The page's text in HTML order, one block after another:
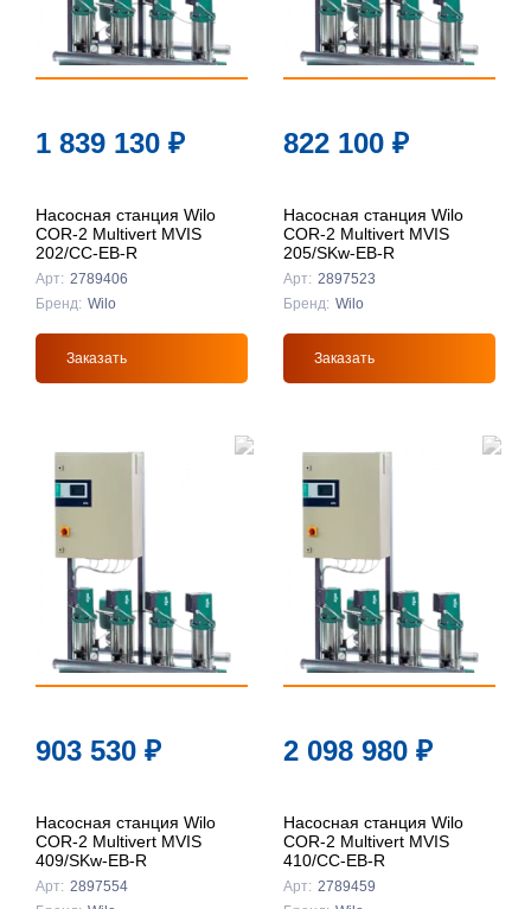
1 839 130 ₽
Насосная станция Wilo
COR-2 Multivert MVIS
202/CC-EB-R
Арт: 2789406
Бренд: Wilo
Заказать
822 100 ₽
Насосная станция Wilo
COR-2 Multivert MVIS
205/SKw-EB-R
Арт: 2897523
Бренд: Wilo
Заказать
903 530 ₽
Насосная станция Wilo
COR-2 Multivert MVIS
409/SKw-EB-R
Арт: 2897554
2 098 980 ₽
Насосная станция Wilo
COR-2 Multivert MVIS
410/CC-EB-R
Арт: 2789459